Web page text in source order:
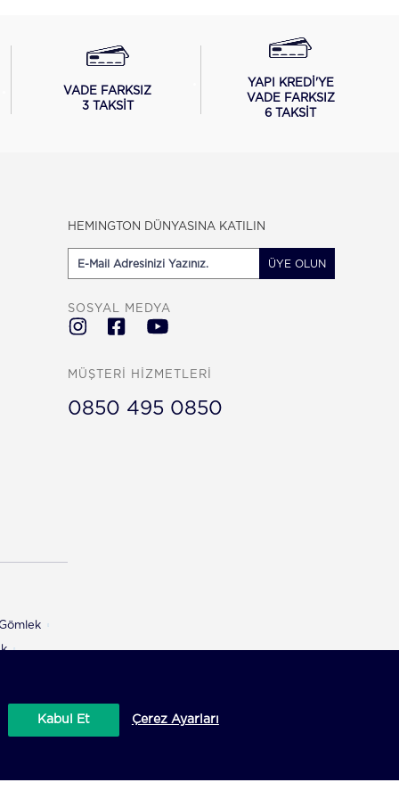
VADE FARKSIZ
3 TAKSİT
YAPI KREDİ'YE
VADE FARKSIZ
6 TAKSİT
Gömlek
HEMINGTON DÜNYASINA KATILIN
ÜYE OLUN
SOSYAL MEDYA
MÜŞTERİ HİZMETLERİ
0850 495 0850